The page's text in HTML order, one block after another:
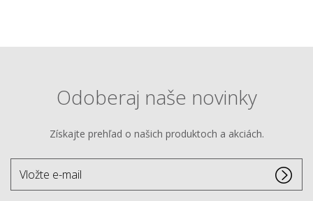
Odoberaj naše novinky
Získajte prehľad o našich produktoch a akciách.